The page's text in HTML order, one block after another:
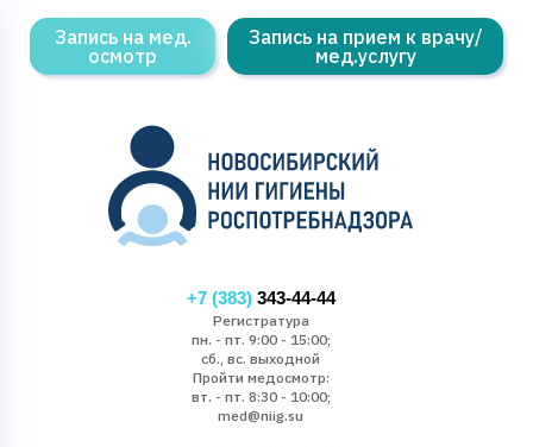
Запись на мед.
осмотр
Запись на прием к врачу/
мед.услугу
+7 (383)343-44-44
Регистратура
пн. - пт. 9:00 - 15:00;
сб., вс. выходной
Пройти медосмотр:
вт. - пт. 8:30 - 10:00;
med@niig.su